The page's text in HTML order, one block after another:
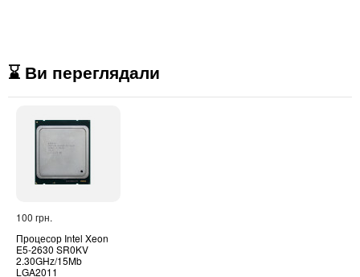
⌛ Ви переглядали
100 грн.
Процесор Intel Xeon
E5-2630 SR0KV
2.30GHz/15Mb
LGA2011